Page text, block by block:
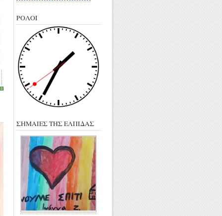
ΡΟΛΟΙ
ΣΗΜΑΙΕΣ ΤΗΣ ΕΛΠΙΔΑΣ